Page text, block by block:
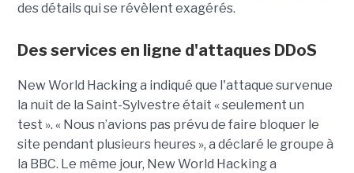
des détails qui se révèlent exagérés.
Des services en ligne d'attaques DDoS
New World Hacking a indiqué que l'attaque survenue
la nuit de la Saint-Sylvestre était « seulement un
test ». « Nous n’avions pas prévu de faire bloquer le
site pendant plusieurs heures », a déclaré le groupe à
la BBC. Le même jour, New World Hacking a